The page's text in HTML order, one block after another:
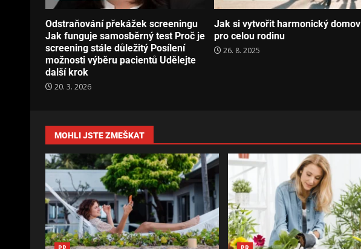
Odstraňování překážek screeningu
Jak funguje samosběrný test Proč je
screening stále důležitý Posílení
možnosti výběru pacientů Udělejte
další krok
20. 3. 2026
Jak si vytvořit harmonický domov
pro celou rodinu
26. 8. 2025
MOHLI JSTE ZMEŠKAT